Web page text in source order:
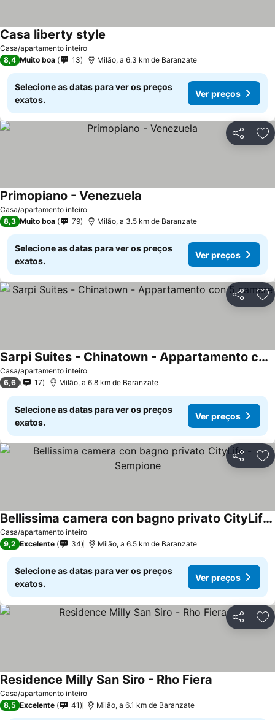
Casa/apartamento inteiro
Casa liberty style
8,4 Muito boa 13 Milão, a 6.3 km de Baranzate
Selecione as datas para ver os preços
exatos.
Ver preços
Partilhar
Casa/apartamento inteiro
Primopiano - Venezuela
8,3 Muito boa 79 Milão, a 3.5 km de Baranzate
Selecione as datas para ver os preços
exatos.
Ver preços
Partilhar
Casa/apartamento inteiro
Sarpi Suites - Chinatown - Appartamento con 5 camere
6,6 17 Milão, a 6.8 km de Baranzate
Selecione as datas para ver os preços
exatos.
Ver preços
Partilhar
Casa/apartamento inteiro
Bellissima camera con bagno privato CityLife - Sempione
9,2 Excelente 34 Milão, a 6.5 km de Baranzate
Selecione as datas para ver os preços
exatos.
Ver preços
Partilhar
Casa/apartamento inteiro
Residence Milly San Siro - Rho Fiera
8,5 Excelente 41 Milão, a 6.1 km de Baranzate